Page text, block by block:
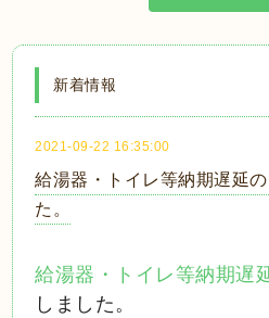
新着情報
2021-09-22 16:35:00
給湯器・トイレ等納期遅延
た。
給湯器・トイレ等納期遅
しました。